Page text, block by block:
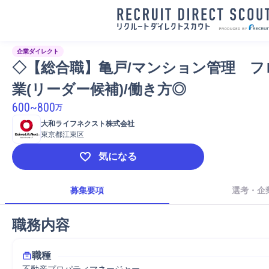
企業ダイレクト
◇【総合職】亀戸/マンション管理　フ
業(リーダー候補)/働き方◎
600~800万
大和ライフネクスト株式会社
東京都江東区
気になる
募集要項 選考・企
職務内容
職種